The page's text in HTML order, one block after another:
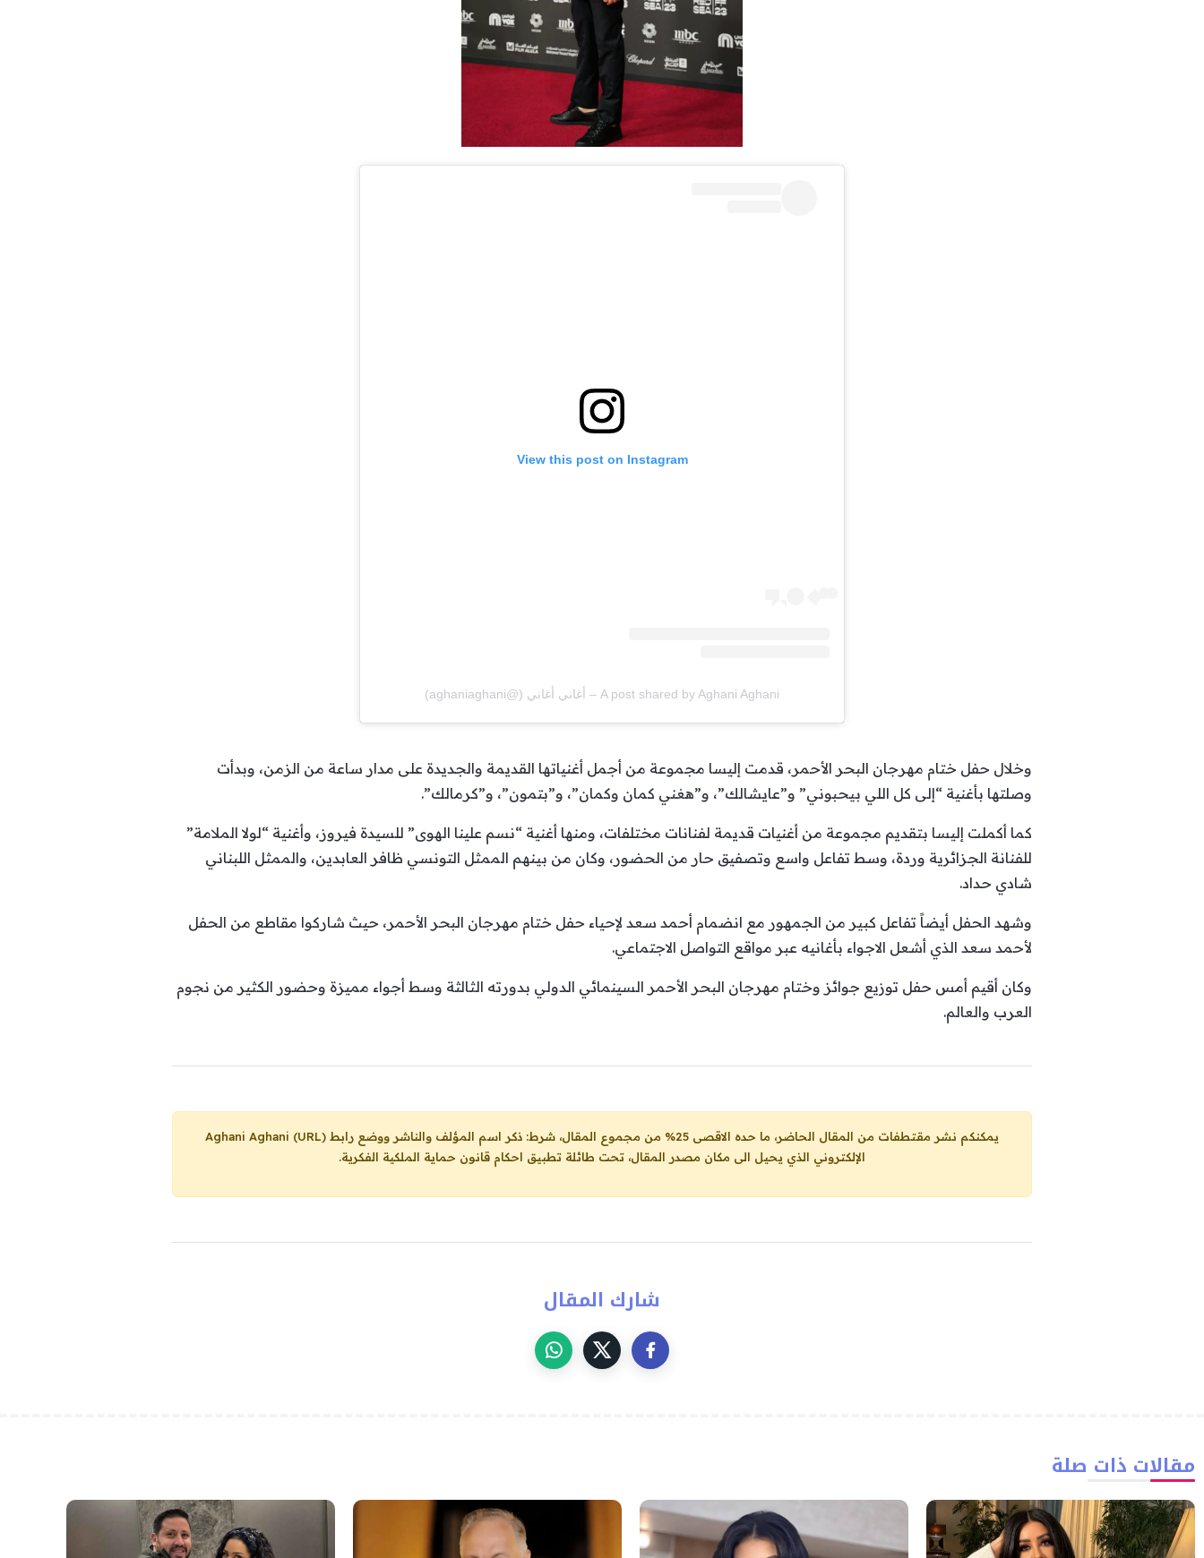
View this post on Instagram
A post shared by Aghani Aghani – أغاني أغاني (@aghaniaghani)
وخلال حفل ختام مهرجان البحر الأحمر، قدمت إليسا مجموعة من أجمل أغنياتها القديمة والجديدة على مدار ساعة من الزمن، وبدأت
وصلتها بأغنية “إلى كل اللي بيحبوني” و”عايشالك”، و”هغني كمان وكمان”، و”بتمون”، و”كرمالك”.
كما أكملت إليسا بتقديم مجموعة من أغنيات قديمة لفنانات مختلفات، ومنها أغنية “نسم علينا الهوى” للسيدة فيروز، وأغنية “لولا الملامة”
للفنانة الجزائرية وردة، وسط تفاعل واسع وتصفيق حار من الحضور، وكان من بينهم الممثل التونسي ظافر العابدين، والممثل اللبناني
شادي حداد.
وشهد الحفل أيضاً تفاعل كبير من الجمهور مع انضمام أحمد سعد لإحياء حفل ختام مهرجان البحر الأحمر، حيث شاركوا مقاطع من الحفل
لأحمد سعد الذي أشعل الاجواء بأغانيه عبر مواقع التواصل الاجتماعي.
وكان أقيم أمس حفل توزيع جوائز وختام مهرجان البحر الأحمر السينمائي الدولي بدورته الثالثة وسط أجواء مميزة وحضور الكثير من نجوم
العرب والعالم.
يمكنكم نشر مقتطفات من المقال الحاضر، ما حده الاقصى 25% من مجموع المقال، شرط: ذكر اسم المؤلف والناشر ووضع رابط
Aghani Aghani (URL)
الإلكتروني الذي يحيل الى مكان مصدر المقال، تحت طائلة تطبيق احكام قانون حماية الملكية الفكرية.
شارك المقال
مقالات ذات صلة